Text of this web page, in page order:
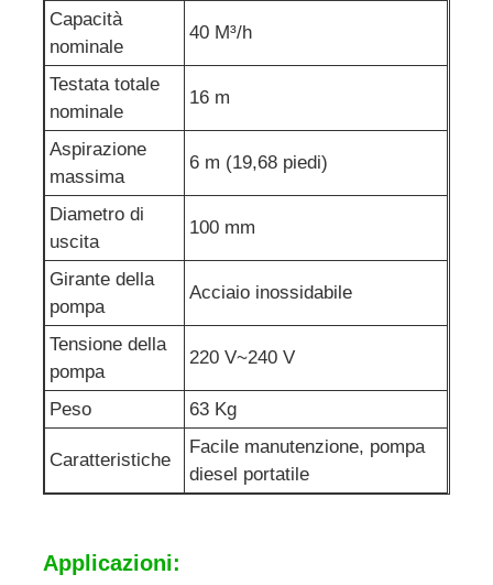
Capacità
nominale
40 M³/h
Testata totale
nominale
16 m
Aspirazione
massima
6 m (19,68 piedi)
Diametro di
uscita
100 mm
Girante della
pompa
Acciaio inossidabile
Tensione della
pompa
220 V~240 V
Peso 63 Kg
Caratteristiche
Facile manutenzione, pompa
diesel portatile
Applicazioni: